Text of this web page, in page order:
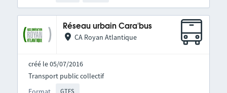
Réseau urbain Cara'bus
CA Royan Atlantique
créé le 05/07/2016
GTFS
Transport public collectif